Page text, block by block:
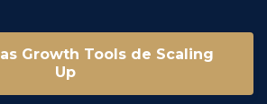
Growth Tools de Scaling
Up